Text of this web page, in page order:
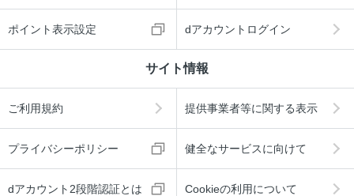
ポイント表示設定 dアカウントログイン
サイト情報
ご利用規約 提供事業者等に関する表示
プライバシーポリシー 健全なサービスに向けて
dアカウント2段階認証とは Cookieの利用について